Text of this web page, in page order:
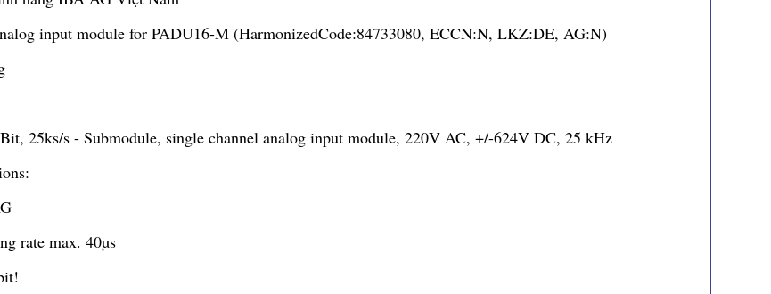
input module for PADU16-M (HarmonizedCode:84733080, ECCN:N, LKZ:DE, AG:N)
25ks/s - Submodule, single channel analog input module, 220V AC, +/-624V DC, 25 kHz
rate max. 40µs